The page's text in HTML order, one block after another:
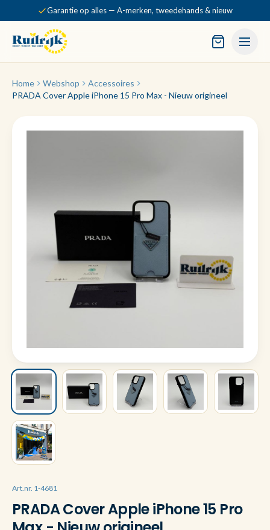
Garantie op alles — A-merken, tweedehands & nieuw
Home Webshop
Accessoires
PRADA Cover Apple iPhone 15 Pro Max - Nieuw origineel
Art.nr. 1-4681
PRADA Cover Apple iPhone 15 Pro